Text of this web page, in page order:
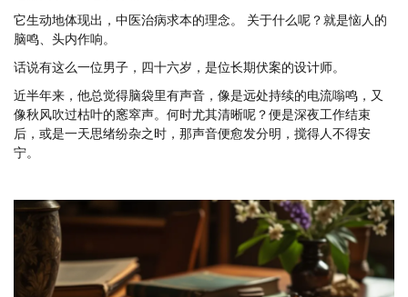
它生动地体现出，中医治病求本的理念。 关于什么呢？就是恼人的
脑鸣、头内作响。
话说有这么一位男子，四十六岁，是位长期伏案的设计师。
近半年来，他总觉得脑袋里有声音，像是远处持续的电流嗡鸣，又
像秋风吹过枯叶的窸窣声。何时尤其清晰呢？便是深夜工作结束
后，或是一天思绪纷杂之时，那声音便愈发分明，搅得人不得安
宁。